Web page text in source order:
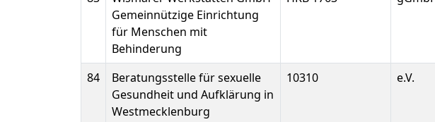
Gemeinnützige Einrichtung
für Menschen mit
Behinderung
84
Beratungsstelle für sexuelle
Gesundheit und Aufklärung in
Westmecklenburg
10310 e.V.